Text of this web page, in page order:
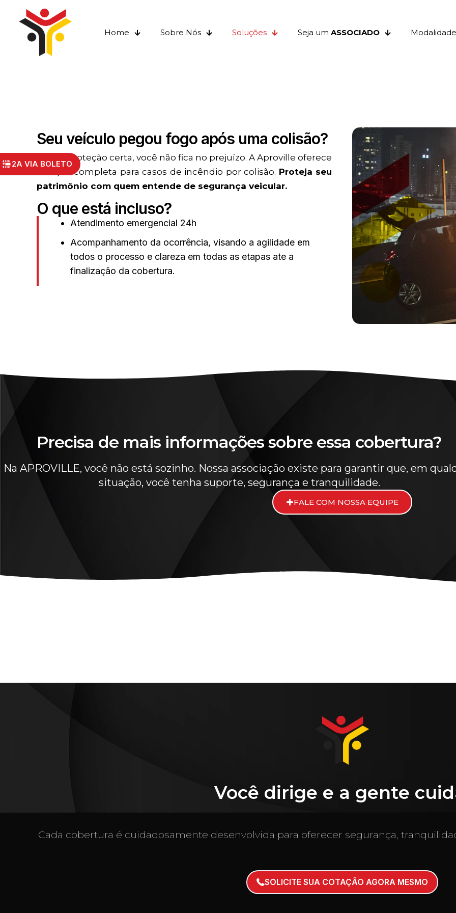
Home Sobre Nós Soluções Seja um ASSOCIADO
Seu veículo pegou fogo após uma colisão?
Com a proteção certa, você não fica no prejuízo. A Aproville oferece
solução completa para casos de incêndio por colisão. Proteja seu
patrimônio com quem entende de segurança veicular.
O que está incluso?
Atendimento emergencial 24h
Acompanhamento da ocorrência, visando a agilidade em
todos o processo e clareza em todas as etapas ate a
finalização da cobertura.
Precisa de mais informações sobre essa cobertura?
Na APROVILLE, você não está sozinho. Nossa associação existe para garantir que, em
situação, você tenha suporte, segurança e tranquilidade.
FALE COM NOSSA EQUIPE
Você dirige e a gente
Cada cobertura é cuidadosamente desenvolvida para oferecer segurança,
SOLICITE SUA COTAÇÃO AGORA MESMO
2A VIA BOLETO